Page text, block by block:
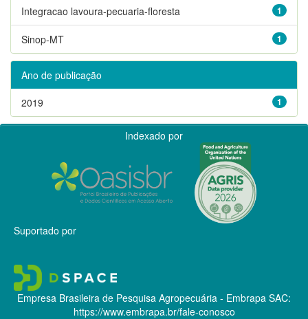
1
Integracao lavoura-pecuaria-floresta
1
Sinop-MT
Ano de publicação
1
2019
Indexado por
Suportado por
Empresa Brasileira de Pesquisa Agropecuária - Embrapa SAC:
https://www.embrapa.br/fale-conosco